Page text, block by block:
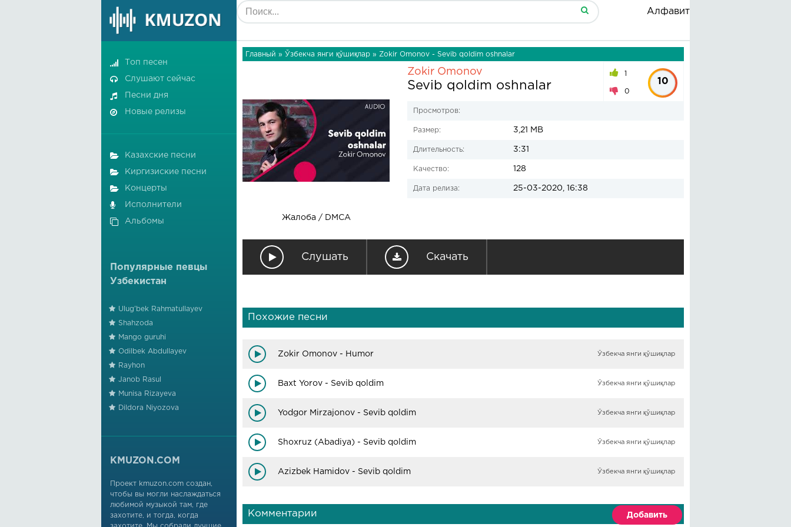
Алфавит
Главный » Ўзбекча янги қўшиқлар » Zokir Omonov - Sevib qoldim oshnalar
Жалоба / DMCA
Zokir Omonov
Sevib qoldim oshnalar
1
0
10
Просмотров:
Размер: 3,21 MB
Длительность: 3:31
Качество: 128
Дата релиза: 25-03-2020, 16:38
Слушать Скачать
Похожие песни
Zokir Omonov - Humor Ўзбекча янги қўшиқлар
Baxt Yorov - Sevib qoldim Ўзбекча янги қўшиқлар
Yodgor Mirzajonov - Sevib qoldim Ўзбекча янги қўшиқлар
Shoxruz (Abadiya) - Sevib qoldim Ўзбекча янги қўшиқлар
Azizbek Hamidov - Sevib qoldim Ўзбекча янги қўшиқлар
Комментарии Добавить
Топ песен
Слушают сейчас
Песни дня
Новые релизы
Казахские песни
Киргизиские песни
Концерты
Исполнители
Альбомы
Популярные певцы
Узбекистан
Ulug'bek Rahmatullayev
Shahzoda
Mango guruhi
Odilbek Abdullayev
Rayhon
Janob Rasul
Munisa Rizayeva
Dildora Niyozova
KMUZON.COM
Проект kmuzon.com создан,
чтобы вы могли наслаждаться
любимой музыкой там, где
захотите, и тогда, когда